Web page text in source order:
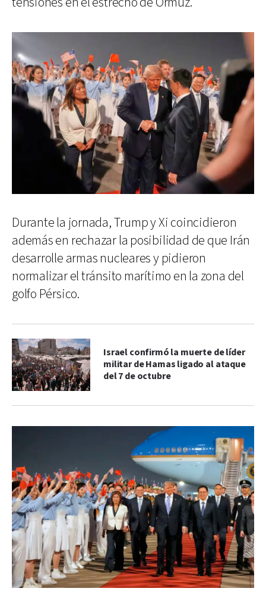
Durante la jornada, Trump y Xi coincidieron
además en rechazar la posibilidad de que Irán
desarrolle armas nucleares y pidieron
normalizar el tránsito marítimo en la zona del
golfo Pérsico.
Israel confirmó la muerte de líder
militar de Hamas ligado al ataque
del 7 de octubre